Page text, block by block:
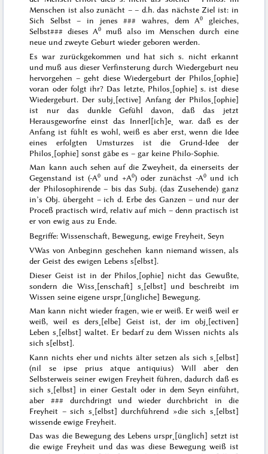
Menschen ist also zunächt –– d.h. das nächste Ziel ist: in
Sich Selbst – in jenes### wahres, dem A0
gleiches,
Selbst### dieses A0
muß also im Menschen durch eine
neue und zweyte Geburt wieder geboren werden.
Es war zurückgekommen und hat sich s. nicht erkannt
und muß aus dieser Verfinsterung durch Wiedergeburt neu
hervorgehen – geht diese Wiedergeburt der Philos˖[ophie]
voran oder folgt ihr? Das letzte, Philos˖[ophie] s. ist diese
Wiedergeburt. Der subj˖[ective] Anfang der Philos˖[ophie]
ist nur das dunkle Gefühl davon, daß das jetzt
Herausgeworfne einst das Innerl[ich]e˖ war. daß es der
Anfang ist fühlt es wohl, weiß es aber erst, wenn die Idee
eines erfolgten Umsturzes ist die Grund-Idee der
Philos˖[ophie] sonst gäbe es – gar keine Philo-Sophie.
Man kann auch sehen auf dieZweyheit, da einerseits der
Gegenstand ist (-A0 und +A0) oder zunächst -A0und ich
der Philosophirende – bis das Subj. (das Zusehende) ganz
in’s Obj. übergeht – ich d. Erbe des Ganzen – und nur der
Proceß practisch wird, relativ auf mich – denn practisch ist
er von ewig aus zu Ende.
Begriffe: Wissenschaft, Bewegung, ewige Freyheit, Seyn
VWas von Anbeginn geschehen kann niemand wissen, als
der Geist des ewigen Lebens s[elbst].
Dieser Geist ist in der Philos˖[ophie] nicht das Gewußte,
sondern die Wiss˖[enschaft] s˖[elbst] und beschreibt im
Wissen seine eigene urspr˖[üngliche] Bewegung.
Man kann nicht wieder fragen, wieer weiß. Er weiß weil er
weiß, weil es ders˖[elbe] Geist ist, der im obj˖[ectiven]
Leben s˖[elbst] waltet. Er bedarf zu dem Wissen nichts als
sich s[elbst].
Kann nichts eher und nichts älter setzen als sich s˖[elbst]
(nil se ipse prius atque antiquius) Will aber den
Selbsterweis seiner ewigen Freyheit führen, dadurch daß es
sich s˖[elbst] in einer Gestalt oder in dem Seyn einführt,
aber ###durchdringt und wieder durchbricht in die
Freyheit – sich s˖[elbst] durchführend »die sich s˖[elbst]
wissende ewige Freyheit.
Das was die Bewegung des Lebens urspr˖[ünglich] setzt ist
die ewige Freyheit und das was diese Bewegung weiß ist